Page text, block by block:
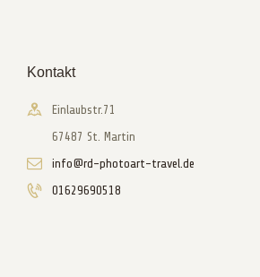
Kontakt
Einlaubstr.71
67487 St. Martin
info@rd-photoart-travel.de
01629690518